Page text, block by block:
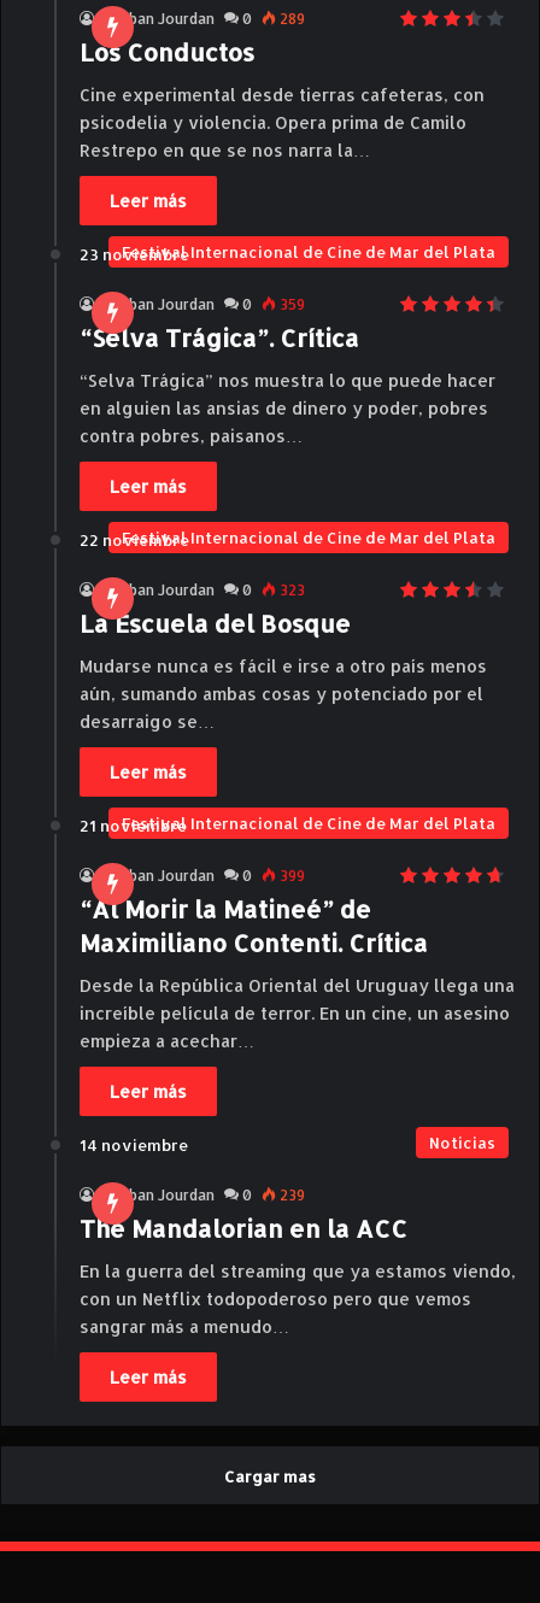
Esteban Jourdan 0 289
Los Conductos
Cine experimental desde tierras cafeteras, con
psicodelia y violencia. Opera prima de Camilo
Restrepo en que se nos narra la…
Leer más
23 noviembre
Festival Internacional de Cine de Mar del Plata
Esteban Jourdan 0 359
“Selva Trágica”. Crítica
“Selva Trágica” nos muestra lo que puede hacer
en alguien las ansias de dinero y poder, pobres
contra pobres, paisanos…
Leer más
22 noviembre
Festival Internacional de Cine de Mar del Plata
Esteban Jourdan 0 323
La Escuela del Bosque
Mudarse nunca es fácil e irse a otro país menos
aún, sumando ambas cosas y potenciado por el
desarraigo se…
Leer más
21 noviembre
Festival Internacional de Cine de Mar del Plata
Esteban Jourdan 0 399
“Al Morir la Matineé” de
Maximiliano Contenti. Crítica
Desde la República Oriental del Uruguay llega una
increíble película de terror. En un cine, un asesino
empieza a acechar…
Leer más
14 noviembre Noticias
Esteban Jourdan 0 239
The Mandalorian en la ACC
En la guerra del streaming que ya estamos viendo,
con un Netflix todopoderoso pero que vemos
sangrar más a menudo…
Leer más
Cargar mas